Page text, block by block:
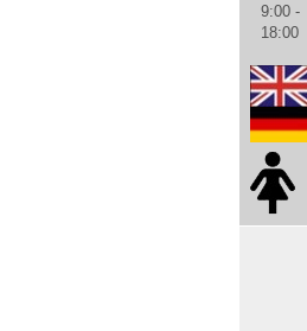
9:00 -
18:00